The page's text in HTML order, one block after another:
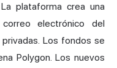
plataforma crea una
electrónico del
Los fondos se
Polygon. Los nuevos